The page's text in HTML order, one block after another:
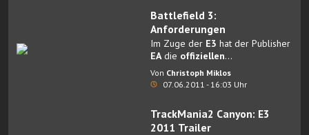
Battlefield 3:
Anforderungen
Im Zuge der E3 hat der Publisher
EAdie offiziellen
Systemanforderungen
Battlefield 3
enthüllt.
Von Christoph Miklos
07.06.2011 - 16:03 Uhr
TrackMania2 Canyon: E3
2011 Trailer